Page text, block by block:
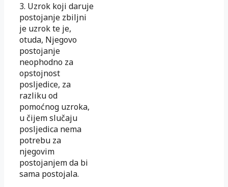
3. Uzrok koji daruje
postojanje zbiljni
je uzrok te je,
otuda, Njegovo
postojanje
neophodno za
opstojnost
posljedice, za
razliku od
pomoćnog uzroka,
u čijem slučaju
posljedica nema
potrebu za
njegovim
postojanjem da bi
sama postojala.